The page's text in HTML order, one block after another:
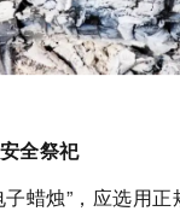
全祭祀
蜡烛”，应选用